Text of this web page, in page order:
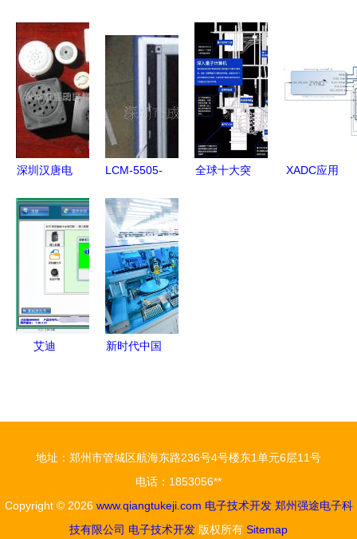
WF485IE
智能通信的
可靠之选
电子技术开
海睿赛德电
子科技举
办“2020
RT-Thread
开发者大
会”推动电
国邮购套件
全指南
深圳汉唐电
子技术开发
的创新引领
者
LCM-5505-
解析与应用
前景 电子
技术开发新
选择
全球十大突
XADC应用
艾迪
法解析
新时代中国
电子信息产
业集群，驱
动电子技术
地址：郑州市管城区航海东路236号4号楼东1单元6层11号
电话：1853056**
Copyright © 2026 www.qiangtukeji.com 电子技术开发 郑州强途电子科
技有限公司 电子技术开发 版权所有 Sitemap